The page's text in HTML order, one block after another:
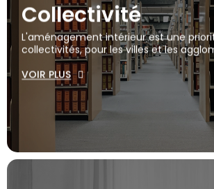
Collectivité
L'aménagement intérieur est une
collectivités, pour les villes et les
VOIR PLUS